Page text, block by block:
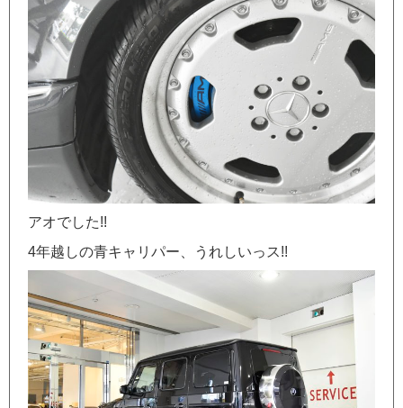
アオでした!!
4年越しの青キャリパー、うれしいっス!!